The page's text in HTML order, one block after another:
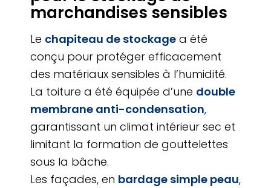
marchandises sensibles
Le chapiteau de stockage a été
conçu pour protéger efficacement
des matériaux sensibles à l’humidité.
La toiture a été équipée d’une double
membrane anti-condensation,
garantissant un climat intérieur sec et
limitant la formation de gouttelettes
sous la bâche.
Les façades, en bardage simple peau,